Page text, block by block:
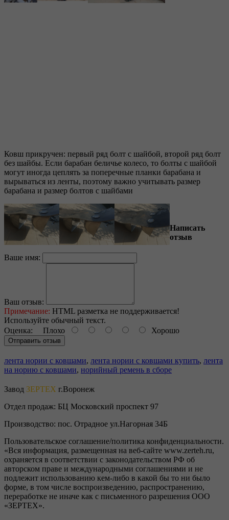
Ковш прикручен: первый ряд болт с шайбой, второй ряд болт
без шайбы. Если барабан беличье колесо, то болты с шайбой
могут иногда цеплять за поперечные планки барабана и
вырываться из ленты, поэтому важно учитывать размер
барабана и размер болтов с шайбами
Написать
отзыв
Ваше имя:
Ваш отзыв:
Примечание: HTML разметка не поддерживается!
Используйте обычный текст.
Оценка: Плохо Хорошо
Отправить отзыв
лента нории с ковшами, лента нории с ковшами купить, лента
на норию с ковшами, норийный ремень в сборе
Завод ЗЕРТЕХ г.Воронеж
Отдел продаж: БЦ Московский проспект 97
Производство: пос. Отрадное ул.Нагорная 34Б
Пользовательское соглашение/политика конфиденциальности.
«Вся информация, размещенная на веб-сайте www.zerteh.ru,
охраняется в соответствии с законодательством РФ об
авторском праве и международными соглашениями и не
подлежит использованию кем-либо в какой бы то ни было
форме, в том числе воспроизведению, распространению,
переработке не иначе как с письменного разрешения ООО
«ЗЕРТЕХ».